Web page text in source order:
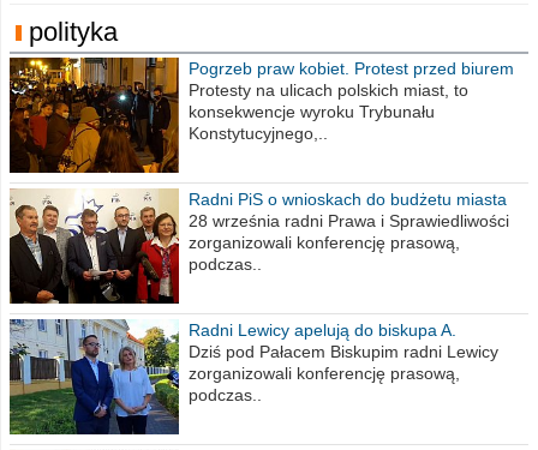
polityka
Pogrzeb praw kobiet. Protest przed biurem
poselskim PiS
Protesty na ulicach polskich miast, to
konsekwencje wyroku Trybunału
Konstytucyjnego,..
Radni PiS o wnioskach do budżetu miasta
na 2021 rok
28 września radni Prawa i Sprawiedliwości
zorganizowali konferencję prasową,
podczas..
Radni Lewicy apelują do biskupa A.
Wiesława Meringa
Dziś pod Pałacem Biskupim radni Lewicy
zorganizowali konferencję prasową,
podczas..